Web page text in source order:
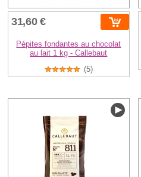
31,60 €
Pépites fondantes au chocolat
au lait 1 kg - Callebaut
(5)